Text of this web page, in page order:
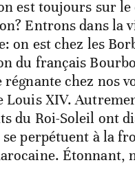
est toujours sur
Entrons dans la
on est chez les
du français
régnante chez nos
Louis XIV.
du Roi-Soleil ont
se perpétuent à la
Étonnant,